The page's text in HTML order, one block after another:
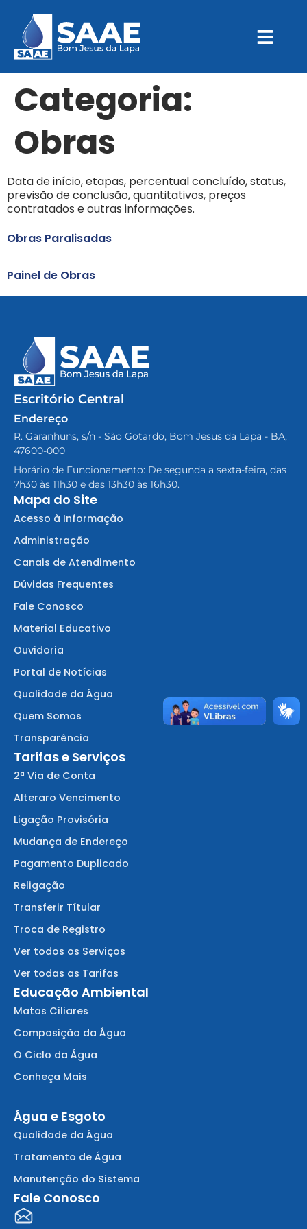
Categoria:
Obras
Data de início, etapas, percentual concluído, status,
previsão de conclusão, quantitativos, preços
contratados e outras informações.
Obras Paralisadas
Painel de Obras
Escritório Central
Endereço
R. Garanhuns, s/n - São Gotardo, Bom Jesus da Lapa - BA,
47600-000
Horário de Funcionamento: De segunda a sexta-feira, das
7h30 às 11h30 e das 13h30 às 16h30.
Mapa do Site
Acesso à Informação
Administração
Canais de Atendimento
Dúvidas Frequentes
Fale Conosco
Material Educativo
Ouvidoria
Portal de Notícias
Qualidade da Água
Quem Somos
Transparência
Tarifas e Serviços
2ª Via de Conta
Alteraro Vencimento
Ligação Provisória
Mudança de Endereço
Pagamento Duplicado
Religação
Transferir Títular
Troca de Registro
Ver todos os Serviços
Ver todas as Tarifas
Educação Ambiental
Matas Ciliares
Composição da Água
O Ciclo da Água
Conheça Mais
Água e Esgoto
Qualidade da Água
Tratamento de Água
Manutenção do Sistema
Fale Conosco